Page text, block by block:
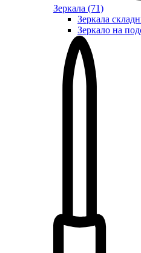
Зеркала (71)
Зеркала
Зеркало на